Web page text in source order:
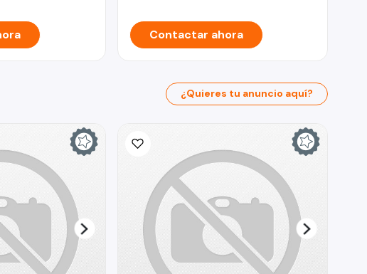
Contactar ahora
¿Quieres tu anuncio aquí?